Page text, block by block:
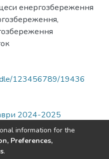
енергозбереження
,
123456789/19436
2024-2025
information for the
Preferences,
.